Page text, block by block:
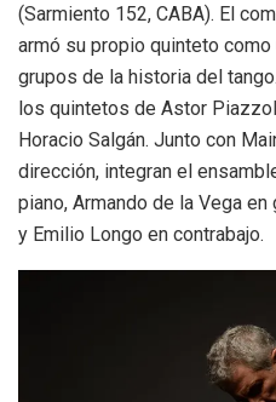
(Sarmiento 152, CABA). El
armó su propio quinteto
grupos de la historia del
los quintetos de Astor
Horacio Salgán. Junto con
dirección, integran el
piano, Armando de la Vega
y Emilio Longo en contrabajo.